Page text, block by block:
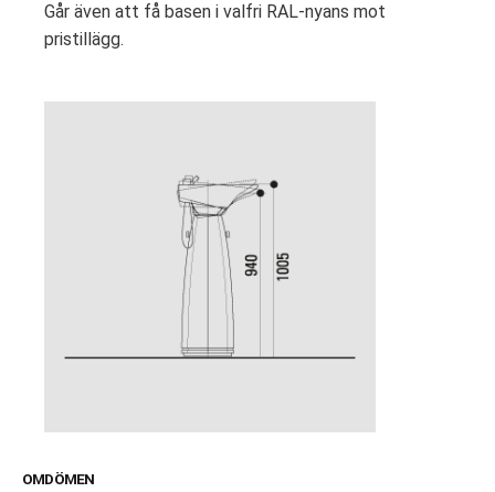
Går även att få basen i valfri RAL-nyans mot
pristillägg.
OMDÖMEN